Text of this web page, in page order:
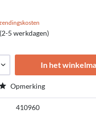
5 werkdagen)
In het
Opmerking
410960